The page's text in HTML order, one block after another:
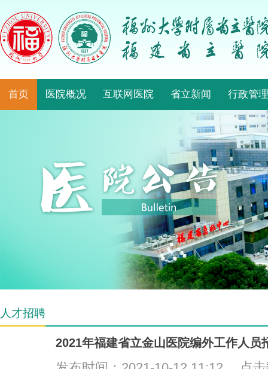
首页 医院概况 互联网医院 省立新闻 行政管理
人才招聘
2021年福建省立金山医院编外工作人员